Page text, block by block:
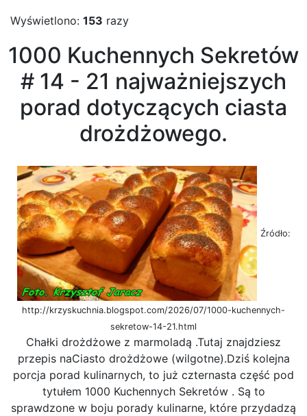
Wyświetlono: 153 razy
1000 Kuchennych Sekretów
# 14 - 21 najważniejszych
porad dotyczących ciasta
drożdżowego.
Źródło:
http://krzyskuchnia.blogspot.com/2026/07/1000-kuchennych-
sekretow-14-21.html
Chałki drożdżowe z marmoladą .Tutaj znajdziesz
przepis naCiasto drożdżowe (wilgotne).Dziś kolejna
porcja porad kulinarnych, to już czternasta część pod
tytułem 1000 Kuchennych Sekretów . Są to
sprawdzone w boju porady kulinarne, które przydadzą